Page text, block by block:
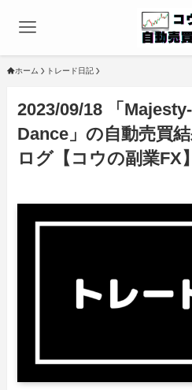
ホーム トレード日記
2023/09/18 「
Dance」の自動売買
ログ【コウの副業FX】